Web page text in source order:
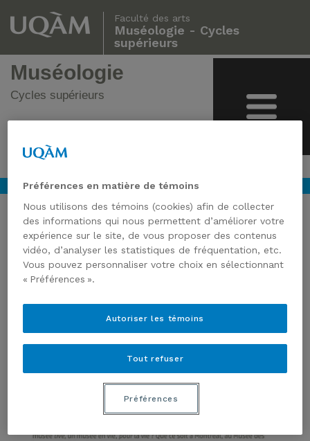
Faculté des arts
Muséologie - Cycles
supérieurs
Muséologie
Cycles supérieurs
Préférences en matière de témoins
Nous utilisons des témoins (cookies) afin de collecter
des informations qui nous permettent d’améliorer votre
expérience sur le site, de vous proposer des contenus
vidéo, d’analyser les statistiques de fréquentation, etc.
Vous pouvez personnaliser votre choix en sélectionnant
« Préférences ».
Tout refuser
Autoriser les témoins
Préférences